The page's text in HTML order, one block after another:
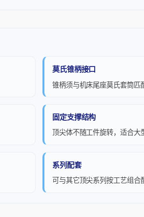
莫氏锥柄接口
锥柄须与机床尾座莫氏套筒匹
固定支撑结构
顶尖体不随工件旋转，适合大
系列配套
可与其它顶尖系列按工艺组合